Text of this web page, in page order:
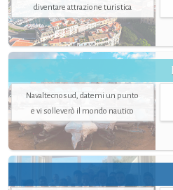
diventare attrazione turistica
Navaltecnosud, datemi un punto
e vi solleverò il mondo nautico